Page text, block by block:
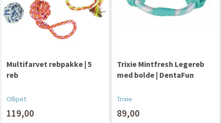
Multifarvet rebpakke | 5
reb
Ollipet
119,00
Trixie Mintfresh Legereb
med bolde | DentaFun
Trixie
89,00